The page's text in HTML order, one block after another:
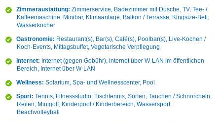
Zimmeraustattung: Zimmerservice, Badezimmer mit Dusche, TV, Tee- /
Kaffeemaschine, Minibar, Klimaanlage, Balkon / Terrasse, Kingsize-Bett,
Wasserkocher
Gastronomie: Restaurant(s), Bar(s), Café(s), Poolbar(s), Live-Kochen /
Koch-Events, Mittagsbuffet, Vegetarische Verpflegung
Internet: Internet (gegen Gebühr), Internet über W-LAN im öffentlichen
Bereich, Internet über W-LAN
Wellness: Solarium, Spa- und Wellnesscenter, Pool
Sport: Tennis, Fitnessstudio, Tischtennis, Surfen, Tauchen / Schnorcheln,
Reiten, Minigolf, Kinderpool / Kinderbereich, Wassersport,
Beachvolleyball